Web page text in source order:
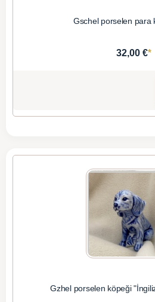
Gschel porselen para
32,00 €*
Gzhel porselen köpeği